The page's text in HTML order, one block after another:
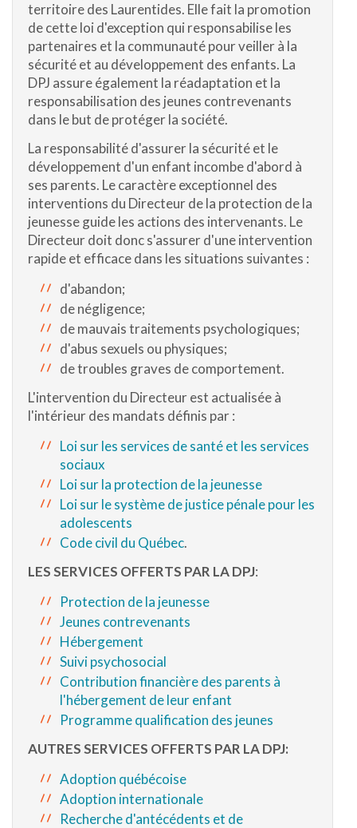
territoire des Laurentides. Elle fait la promotion
de cette loi d'exception qui responsabilise les
partenaires et la communauté pour veiller à la
sécurité et au développement des enfants. La
DPJ assure également la réadaptation et la
responsabilisation des jeunes contrevenants
dans le but de protéger la société.
La responsabilité d'assurer la sécurité et le
développement d'un enfant incombe d'abord à
ses parents. Le caractère exceptionnel des
interventions du Directeur de la protection de la
jeunesse guide les actions des intervenants. Le
Directeur doit donc s'assurer d'une intervention
rapide et efficace dans les situations suivantes :
d'abandon;
de négligence;
de mauvais traitements psychologiques;
d'abus sexuels ou physiques;
de troubles graves de comportement.
L'intervention du Directeur est actualisée à
l'intérieur des mandats définis par :
Loi sur les services de santé et les services
sociaux
Loi sur la protection de la jeunesse
Loi sur le système de justice pénale pour les
adolescents
Code civil du Québec.
LES SERVICES OFFERTS PAR LA DPJ:
Protection de la jeunesse
Jeunes contrevenants
Hébergement
Suivi psychosocial
Contribution financière des parents à
l'hébergement de leur enfant
Programme qualification des jeunes
AUTRES SERVICES OFFERTS PAR LA DPJ:
Adoption québécoise
Adoption internationale
Recherche d'antécédents et de